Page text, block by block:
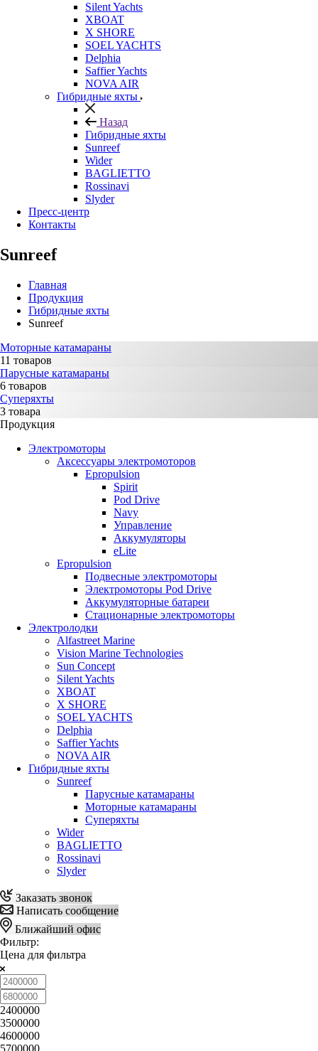
Silent Yachts
XBOAT
X SHORE
SOEL YACHTS
Delphia
Saffier Yachts
NOVA AIR
Гибридные яхты
Назад
Гибридные яхты
Sunreef
Wider
BAGLIETTO
Rossinavi
Slyder
Пресс-центр
Контакты
Sunreef
Главная
Продукция
Гибридные яхты
Sunreef
Моторные катамараны
11 товаров
Парусные катамараны
6 товаров
Суперяхты
3 товара
Продукция
Электромоторы
Аксессуары электромоторов
Epropulsion
Spirit
Pod Drive
Navy
Управление
Аккумуляторы
eLite
Epropulsion
Подвесные электромоторы
Электромоторы Pod Drive
Аккумуляторные батареи
Стационарные электромоторы
Электролодки
Alfastreet Marine
Vision Marine Technologies
Sun Concept
Silent Yachts
XBOAT
X SHORE
SOEL YACHTS
Delphia
Saffier Yachts
NOVA AIR
Гибридные яхты
Sunreef
Парусные катамараны
Моторные катамараны
Суперяхты
Wider
BAGLIETTO
Rossinavi
Slyder
Заказать звонок
Написать сообщение
Ближайший офис
Фильтр:
Цена для фильтра
2400000
3500000
4600000
5700000